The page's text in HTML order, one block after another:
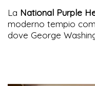
La National Purple
moderno tempio
dove George
Temple Hill a New
una nuova